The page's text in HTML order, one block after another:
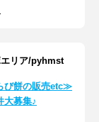
リア/pyhmst
び餅の販売etc≫
募集♪